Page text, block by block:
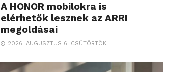
A HONOR mobilokra is
elérhetők lesznek az ARRI
megoldásai
2026. AUGUSZTUS 6. CSÜTÖRTÖK